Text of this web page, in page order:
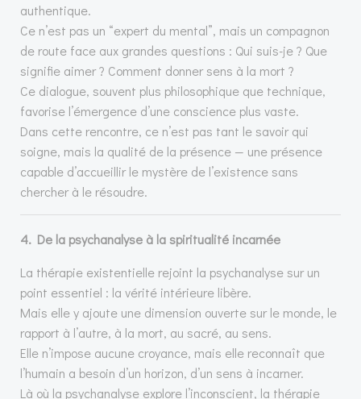
authentique.
Ce n’est pas un “expert du mental”, mais un compagnon
de route face aux grandes questions : Qui suis-je ? Que
signifie aimer ? Comment donner sens à la mort ?
Ce dialogue, souvent plus philosophique que technique,
favorise l’émergence d’une conscience plus vaste.
Dans cette rencontre, ce n’est pas tant le savoir qui
soigne, mais la qualité de la présence — une présence
capable d’accueillir le mystère de l’existence sans
chercher à le résoudre.
4. De la psychanalyse à la spiritualité incarnée
La thérapie existentielle rejoint la psychanalyse sur un
point essentiel : la vérité intérieure libère.
Mais elle y ajoute une dimension ouverte sur le monde, le
rapport à l’autre, à la mort, au sacré, au sens.
Elle n’impose aucune croyance, mais elle reconnaît que
l’humain a besoin d’un horizon, d’un sens à incarner.
Là où la psychanalyse explore l’inconscient, la thérapie